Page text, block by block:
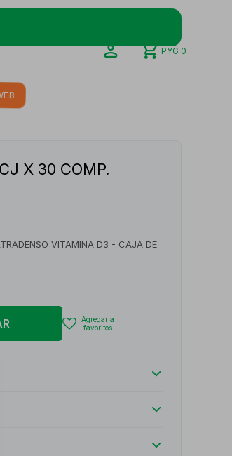
PYG 0
X 30 COMP.
VITAMINA D3 - CAJA DE